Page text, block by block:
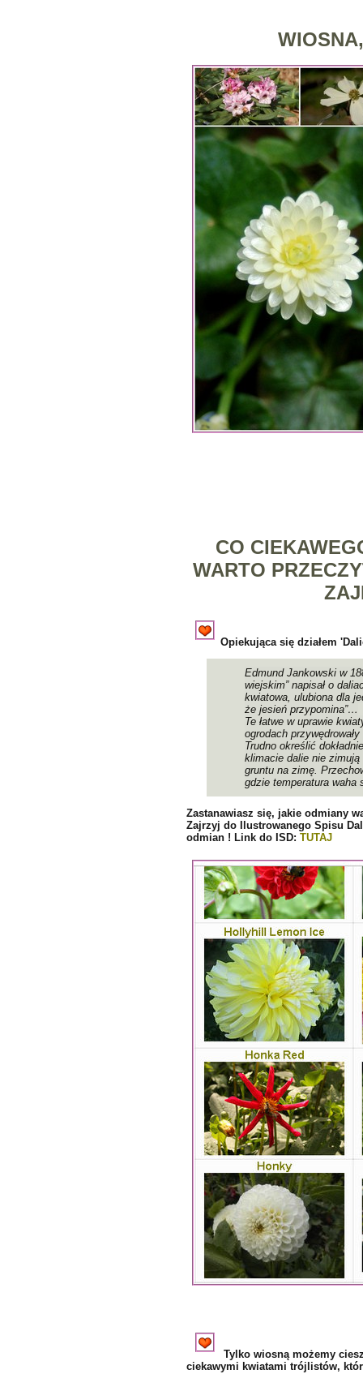
CO
WARTO
Opiekująca się działem
Edmund Jankowski w
wiejskim” napisał o
kwiatowa, ulubiona dla
że jesień przypomina”…
Te łatwe w uprawie
ogrodach
Trudno określić
klimacie dalie nie
gruntu na zimę.
gdzie temperatura waha
Zastanawiasz się, jakie odmiany
Zajrzyj do Ilustrowanego Spisu
odmian ! Link do ISD: TUTAJ
Tylko wiosną możemy
ciekawymi kwiatami trójlistów,